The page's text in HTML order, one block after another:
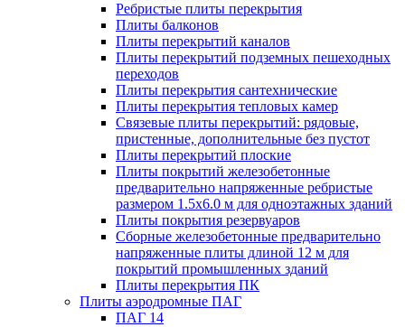
Ребристые плиты перекрытия
Плиты балконов
Плиты перекрытий каналов
Плиты перекрытий подземных пешеходных
переходов
Плиты перекрытия сантехнические
Плиты перекрытия тепловых камер
Связевые плиты перекрытий: рядовые,
пристенные, дополнительные без пустот
Плиты перекрытий плоские
Плиты покрытий железобетонные
предварительно напряженные ребристые
размером 1.5х6.0 м для одноэтажных зданий
Плиты покрытия резервуаров
Сборные железобетонные предварительно
напряженные плиты длиной 12 м для
покрытий промышленных зданий
Плиты перекрытия ПК
Плиты аэродромные ПАГ
ПАГ 14